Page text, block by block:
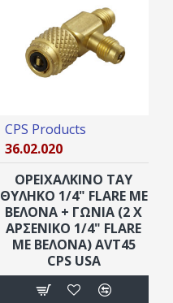
CPS Products
36.02.020
ΟΡΕΙΧΑΛΚΙΝΟ ΤΑΥ
ΘΥΛΗΚΟ 1/4" FLARE ΜΕ
ΒΕΛΌΝΑ + ΓΩΝΙΑ (2 X
ΑΡΣΕΝΙΚΟ 1/4" FLARE
ΜΕ ΒΕΛΌΝΑ) AVT45
CPS USA